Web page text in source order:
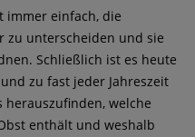
immer einfach, die
zu unterscheiden und sie
Schließlich ist es heute
zu fast jeder Jahreszeit
herauszufinden, welche
enthält und weshalb